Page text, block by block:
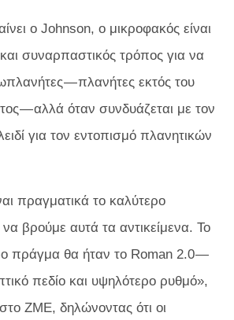
ο Johnson, ο μικροφακός είναι
συναρπαστικός τρόπος για να
— πλανήτες εκτός του
— αλλά όταν συνδυάζεται με τον
για τον εντοπισμό πλανητικών
πραγματικά το καλύτερο
βρούμε αυτά τα αντικείμενα. Το
πράγμα θα ήταν το Roman 2.0 —
πεδίο και υψηλότερο ρυθμό»,
ZME, δηλώνοντας ότι οι